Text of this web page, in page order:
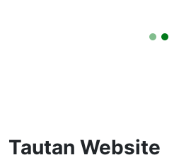
Tautan Website